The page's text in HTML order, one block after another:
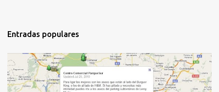
Entradas populares